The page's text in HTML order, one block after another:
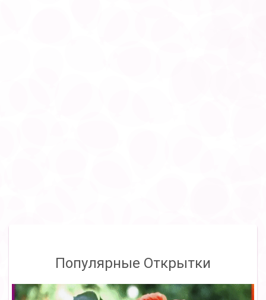
Популярные Открытки